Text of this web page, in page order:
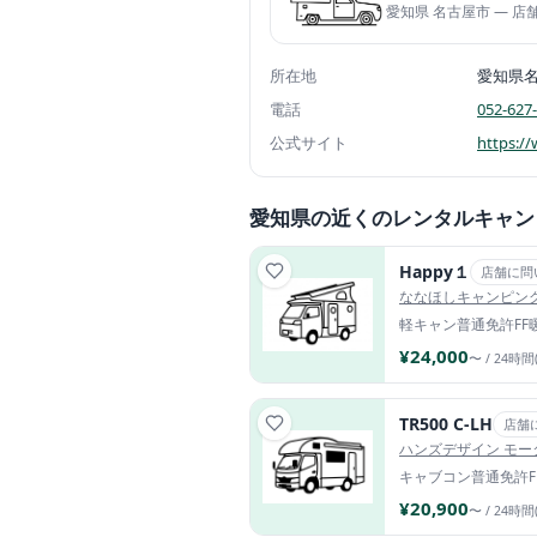
愛知県 名古屋市 — 店
所在地
愛知県
電話
052-
公式サイト
https://
愛知県の近くのレンタルキャ
Happy１ 店舗に
ななほしキャンピン
軽キャン普通免許FF
¥24,000〜 / 24時間
TR500 C-LH 店舗
ハンズデザイン モ
キャブコン普通免許
¥20,900〜 / 24時間